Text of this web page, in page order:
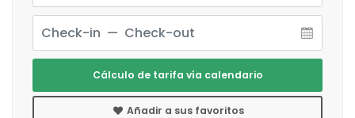
Cálculo de tarifa vía calendario
Añadir a sus favoritos